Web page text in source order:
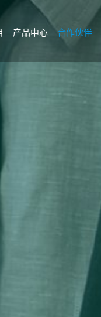
产品中心 合作伙伴